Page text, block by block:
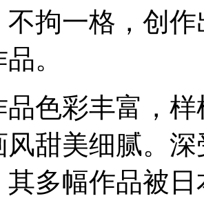
不拘一格，创
。
品色彩丰富，
风甜美细腻。
其多幅作品被